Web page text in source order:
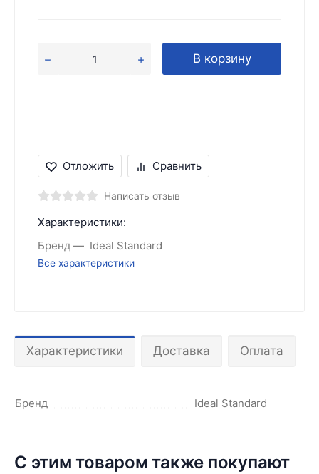
В корзину
Отложить Сравнить
Написать отзыв
Характеристики:
Бренд
Ideal Standard
Все характеристики
Характеристики Доставка Оплата
Бренд Ideal Standard
С этим товаром также покупают